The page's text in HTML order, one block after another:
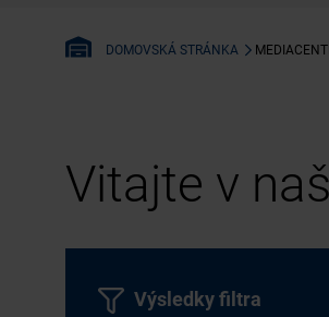
DOMOVSKÁ STRÁNKA
Vitajte v
Výsledky filtra